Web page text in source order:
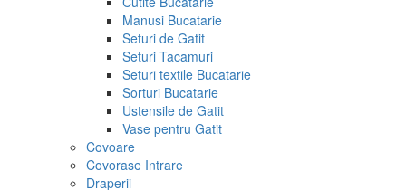
Manusi Bucatarie
Seturi de Gatit
Seturi Tacamuri
Seturi textile Bucatarie
Sorturi Bucatarie
Ustensile de Gatit
Vase pentru Gatit
Covoare
Covorase Intrare
Draperii